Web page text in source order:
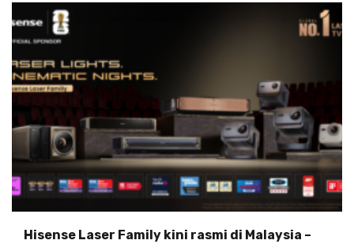
Hisense Laser Family kini rasmi di Malaysia –